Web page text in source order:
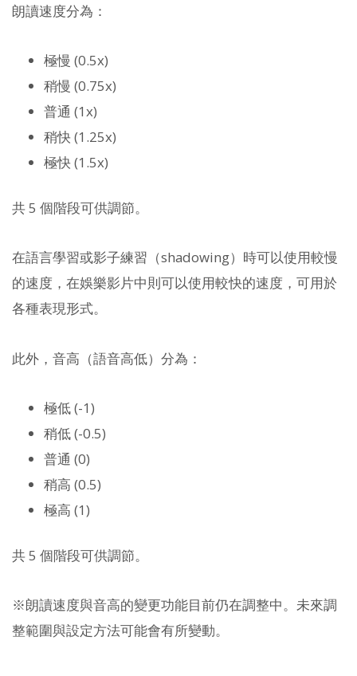
朗讀速度分為：
極慢 (0.5x)
稍慢 (0.75x)
普通 (1x)
稍快 (1.25x)
極快 (1.5x)
共 5 個階段可供調節。
在語言學習或影子練習（shadowing）時可以使用較慢
的速度，在娛樂影片中則可以使用較快的速度，可用於
各種表現形式。
此外，音高（語音高低）分為：
極低 (-1)
稍低 (-0.5)
普通 (0)
稍高 (0.5)
極高 (1)
共 5 個階段可供調節。
※朗讀速度與音高的變更功能目前仍在調整中。未來調
整範圍與設定方法可能會有所變動。